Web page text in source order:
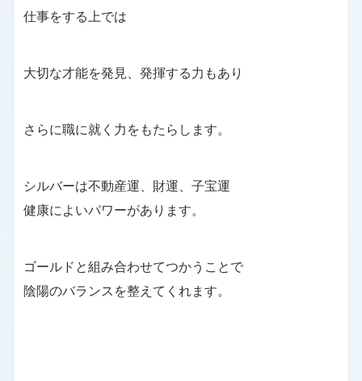
仕事をする上では
大切な才能を発見、発揮する力もあり
さらに職に就く力をもたらします。
シルバーは不動産運、財運、子宝運
健康によいパワーがあります。
ゴールドと組み合わせてつかうことで
陰陽のバランスを整えてくれます。